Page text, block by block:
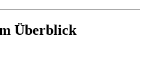
Überblick